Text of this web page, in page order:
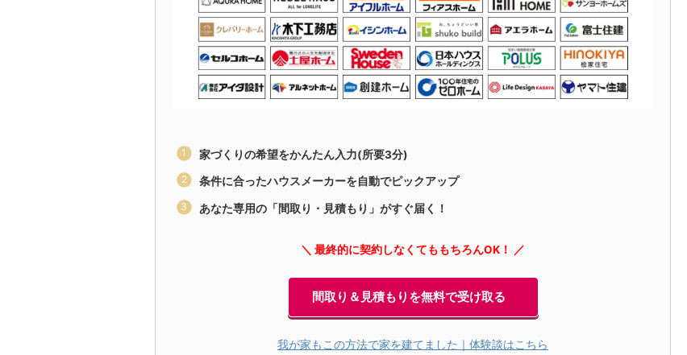
家づくりの希望をかんたん入力(所要3分)
条件に合ったハウスメーカーを自動でピックアップ
あなた専用の「間取り・見積もり」がすぐ届く！
＼ 最終的に契約しなくてももちろんOK！ ／
間取り＆見積もりを無料で受け取る
我が家もこの方法で家を建てました｜体験談はこちら